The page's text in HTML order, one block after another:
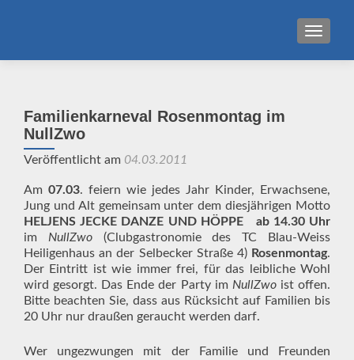
MENU
Familienkarneval Rosenmontag im
NullZwo
Veröffentlicht am 04.03.2011
Am 07.03. feiern wie jedes Jahr Kinder, Erwachsene,
Jung und Alt gemeinsam unter dem diesjährigen Motto
HELJENS JECKE DANZE UND HÖPPE
ab 14.30 Uhr
im NullZwo (Clubgastronomie des TC Blau-Weiss
Heiligenhaus an der Selbecker Straße 4) Rosenmontag.
Der Eintritt ist wie immer frei, für das leibliche Wohl
wird gesorgt. Das Ende der Party im NullZwoist offen.
Bitte beachten Sie, dass aus Rücksicht auf Familien bis
20 Uhr nur draußen geraucht werden darf.
Wer ungezwungen mit der Familie und Freunden